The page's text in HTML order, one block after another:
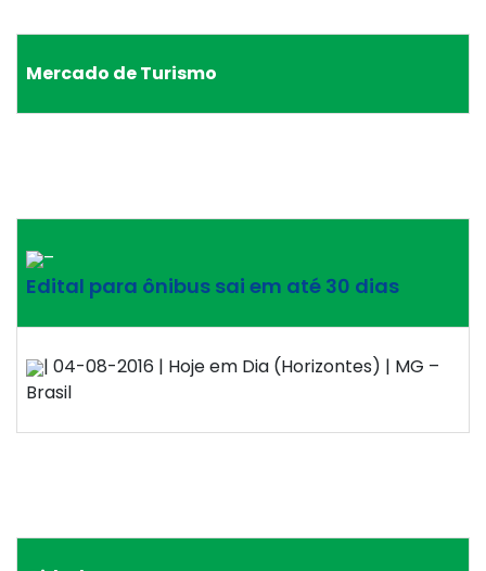
Mercado de Turismo
–
Edital para ônibus sai em até 30 dias
| 04-08-2016 | Hoje em Dia (Horizontes) | MG –
Brasil